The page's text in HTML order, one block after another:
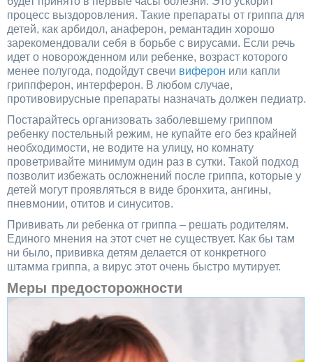
процесс выздоровления. Такие препараты от гриппа для
детей, как арбидол, анаферон, ремантадин хорошо
зарекомендовали себя в борьбе с вирусами. Если речь
идет о новорожденном или ребенке, возраст которого
менее полугода, подойдут свечи виферон или капли
гриппферон, интерферон. В любом случае,
противовирусные препараты назначать должен педиатр.
Постарайтесь организовать заболевшему гриппом
ребенку постельный режим, не купайте его без крайней
необходимости, не водите на улицу, но комнату
проветривайте минимум один раз в сутки. Такой подход
позволит избежать осложнений после гриппа, которые у
детей могут проявляться в виде бронхита, ангины,
пневмонии, отитов и синуситов.
Прививать ли ребенка от гриппа – решать родителям.
Единого мнения на этот счет не существует. Как бы там
ни было, прививка детям делается от конкретного
штамма гриппа, а вирус этот очень быстро мутирует.
Меры предосторожности